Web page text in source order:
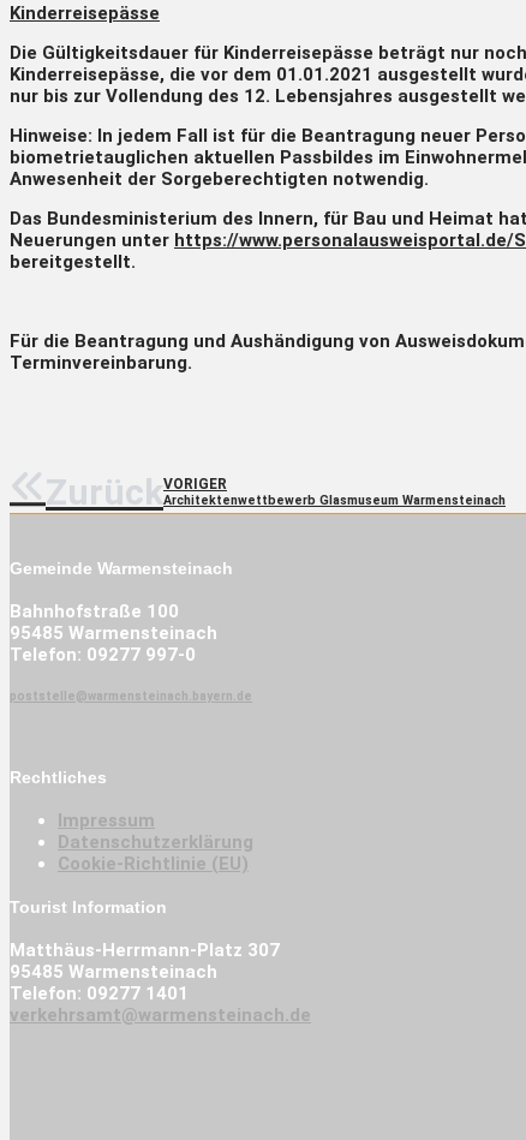
Kinderreisepässe
Die Gültigkeitsdauer für Kinderreisepässe beträgt nur noch
Kinderreisepässe, die vor dem 01.01.2021 ausgestellt
nur bis zur Vollendung des 12. Lebensjahres ausgestellt
Hinweise: In jedem Fall ist für die Beantragung neuer
biometrietauglichen aktuellen Passbildes im
Anwesenheit der Sorgeberechtigten notwendig.
Das Bundesministerium des Innern, für Bau und Heimat
Neuerungen unter https://www.personalausweisportal.de/
bereitgestellt.
Für die Beantragung und Aushändigung von
Terminvereinbarung.
ZurückVORIGER
Architektenwettbewerb Glasmuseum Warmensteinach
Gemeinde Warmensteinach
Bahnhofstraße 100
95485 Warmensteinach
Telefon: 09277 997-0
poststelle@warmensteinach.bayern.de
Rechtliches
Impressum
Datenschutzerklärung
Cookie-Richtlinie (EU)
Tourist Information
Matthäus-Herrmann-Platz 307
95485 Warmensteinach
Telefon: 09277 1401
verkehrsamt@warmensteinach.de